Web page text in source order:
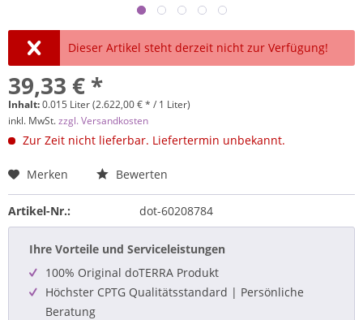
Dieser Artikel steht derzeit nicht zur Verfügung!
39,33 € *
Inhalt:0.015 Liter (2.622,00 € * / 1 Liter)
inkl. MwSt.zzgl. Versandkosten
Zur Zeit nicht lieferbar. Liefertermin unbekannt.
Merken Bewerten
Artikel-Nr.: dot-60208784
Ihre Vorteile und Serviceleistungen
100% Original doTERRA Produkt
Höchster CPTG Qualitätsstandard | Persönliche
Beratung